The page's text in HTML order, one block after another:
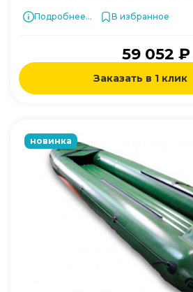
Подробнее... В избранное
59 052 ₽
Заказать в 1 клик
новинка